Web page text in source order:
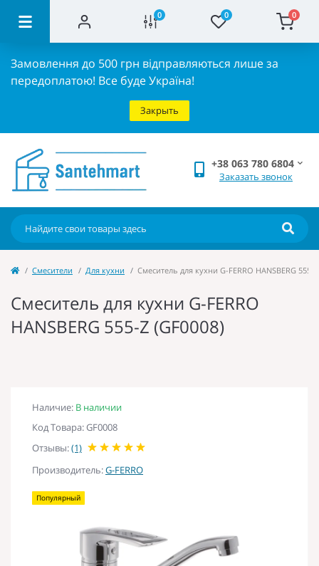
0 0 0
Замовлення до 500 грн відправляються лише за
передоплатою! Все буде Україна!
Закрыть
+38 063 780 6804
Заказать звонок
Cмесители Для кухни Смеситель для кухни G-FERRO HANSBERG 555-
Смеситель для кухни G-FERRO
HANSBERG 555-Z (GF0008)
Наличие: В наличии
Код Товара: GF0008
Отзывы:(1)
Производитель:G-FERRO
Популярный